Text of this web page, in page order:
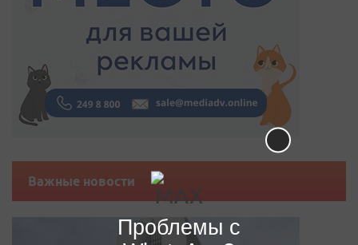
Важные новости
Проблемы с